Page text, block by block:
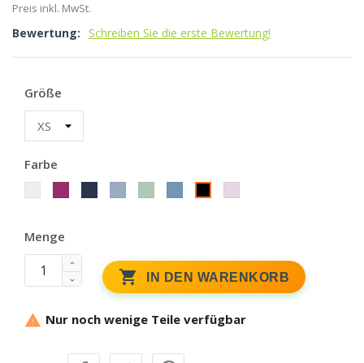
Preis inkl. MwSt.
Bewertung: Schreiben Sie die erste Bewertung!
Größe
Farbe
Menge
 IN DEN WARENKORB
 Nur noch wenige Teile verfügbar